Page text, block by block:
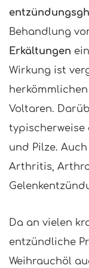
Behandlung
Erkältungen
Wirkung ist
Voltaren.
typischerweise
und Pilze.
Arthritis,
Da an vielen
entzündliche
Weihrauchöl